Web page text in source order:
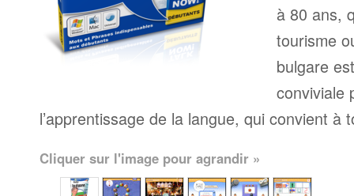
à 80 ans,
tourisme
bulgare
conviviale
l’apprentissage de la langue, qui convient à
Cliquer sur l'image pour agrandir »